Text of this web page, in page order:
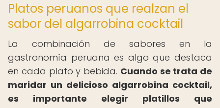
Platos peruanos que realzan el
sabor del algarrobina cocktail
La combinación de sabores en la
gastronomía peruana es algo que destaca
en cada plato y bebida. Cuando se trata de
maridar un delicioso algarrobina cocktail,
es importante elegir platillos que